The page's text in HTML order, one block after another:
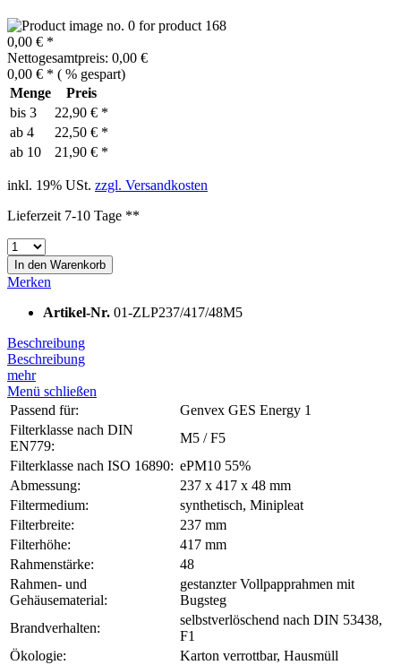
0,00 € *
Nettogesamtpreis: 0,00 €
0,00 € * ( % gespart)
Menge
Preis
bis 3
22,90 € *
ab 4
22,50 € *
ab 10 21,90 € *
inkl. 19% USt. zzgl. Versandkosten
Lieferzeit 7-10 Tage **
In den Warenkorb
Merken
Artikel-Nr. 01-ZLP237/417/48M5
Beschreibung
Beschreibung
mehr
Menü schließen
Passend für:
Genvex GES Energy 1
Filterklasse nach DIN
EN779:
M5 / F5
Filterklasse nach ISO 16890: ePM10 55%
Abmessung:
237 x 417 x 48 mm
Filtermedium:
synthetisch, Minipleat
Filterbreite:
237 mm
Filterhöhe:
417 mm
Rahmenstärke:
48
Rahmen- und
Gehäusematerial:
gestanzter Vollpapprahmen mit
Bugsteg
Brandverhalten:
selbstverlöschend nach DIN 53438,
F1
Ökologie:
Karton verrottbar, Hausmüll